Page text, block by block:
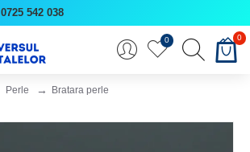
0725 542 038
0 0
Perle Bratara perle